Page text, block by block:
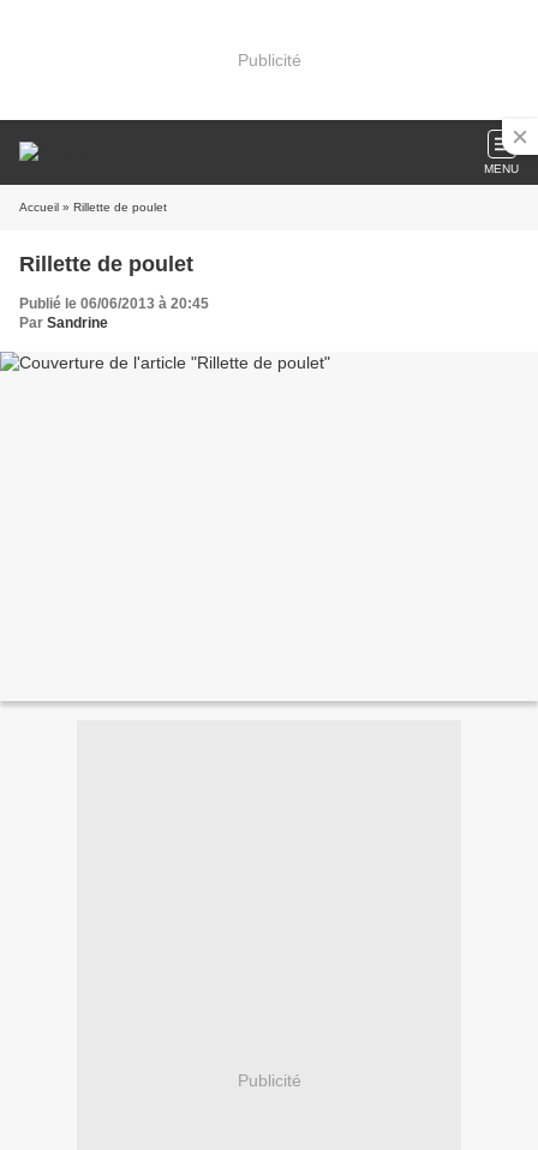
Publicité
MENU
Accueil » Rillette de poulet
Rillette de poulet
Publié le 06/06/2013 à 20:45
Par Sandrine
Publicité